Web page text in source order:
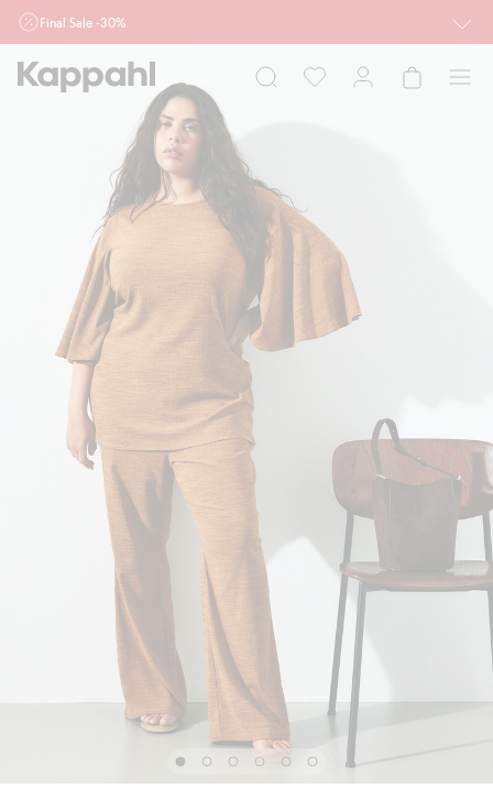
Final Sale -30%
działu outlet do 10.8 w sklepach Kappahl i Newbie oraz na kappahl.com. Ofert
nie łączymy
Mężczyzna